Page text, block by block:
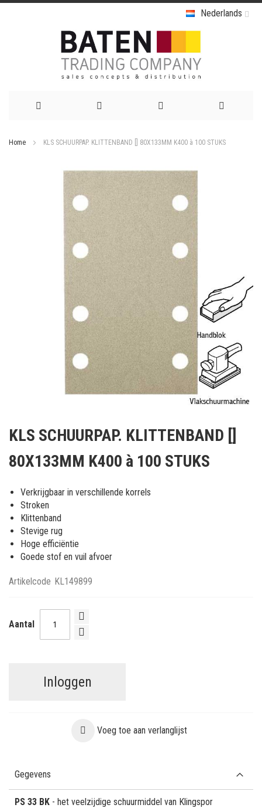
Nederlands
Home KLS SCHUURPAP. KLITTENBAND [] 80X133MM K400 à 100 STUKS
het
van
afbeeldingen-
gallerij
KLS SCHUURPAP. KLITTENBAND []
80X133MM K400 à 100 STUKS
Verkrijgbaar in verschillende korrels
Stroken
Klittenband
Stevige rug
Hoge efficiëntie
Goede stof en vuil afvoer
Artikelcode KL149899
Aantal
Inloggen
Voeg toe aan verlanglijst
Gegevens
PS 33 BK - het veelzijdige schuurmiddel van Klingspor